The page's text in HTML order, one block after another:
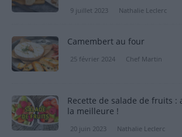
9 juillet 2023 Nathalie Leclerc
Camembert au four
25 février 2024 Chef Martin
Recette de salade de fruits :
la meilleure !
20 juin 2023 Nathalie Leclerc